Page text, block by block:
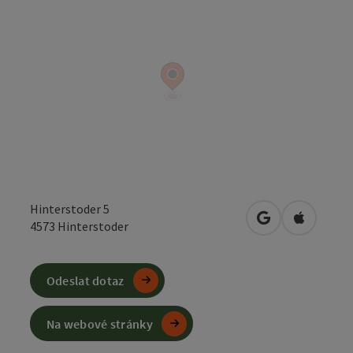
Hinterstoder 5
4573 Hinterstoder Otevřít vOtevřít v
Odeslat dotaz
Na webové stránky